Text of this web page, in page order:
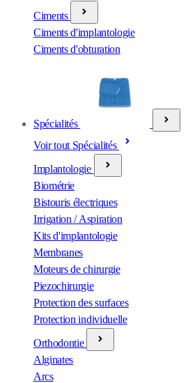
Ciments
Ciments d'implantologie
Ciments d'obturation
Spécialités
Voir tout Spécialités
Implantologie
Biométrie
Bistouris électriques
Irrigation / Aspiration
Kits d'implantologie
Membranes
Moteurs de chirurgie
Piezochirurgie
Protection des surfaces
Protection individuelle
Orthodontie
Alginates
Arcs